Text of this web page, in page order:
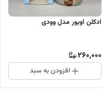
ادکلن اویور مدل وودی
260,000
افزودن به سبد